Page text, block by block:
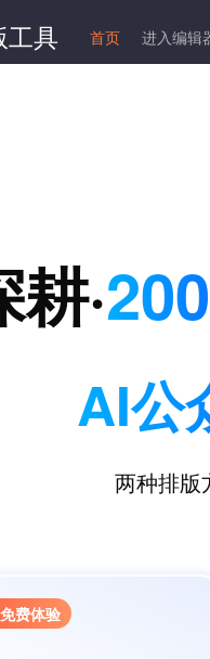
首页 进入编辑
·
AI公
两种排版
费体验